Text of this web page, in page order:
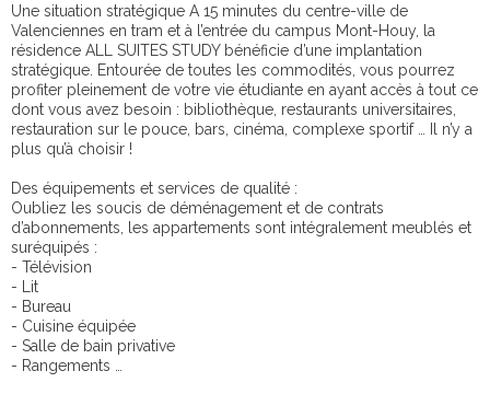
Une situation stratégique A 15 minutes du centre-ville de
Valenciennes en tram et à l’entrée du campus Mont-Houy, la
résidence ALL SUITES STUDY bénéficie d’une implantation
stratégique. Entourée de toutes les commodités, vous pourrez
profiter pleinement de votre vie étudiante en ayant accès à tout ce
dont vous avez besoin : bibliothèque, restaurants universitaires,
restauration sur le pouce, bars, cinéma, complexe sportif … Il n’y a
plus qu’à choisir !
Des équipements et services de qualité :
Oubliez les soucis de déménagement et de contrats
d’abonnements, les appartements sont intégralement meublés et
suréquipés :
- Télévision
- Lit
- Bureau
- Cuisine équipée
- Salle de bain privative
- Rangements …